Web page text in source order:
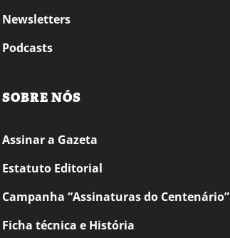
Newsletters
Podcasts
SOBRE NÓS
Assinar a Gazeta
Estatuto Editorial
Campanha “Assinaturas do Centenário”
Ficha técnica e História